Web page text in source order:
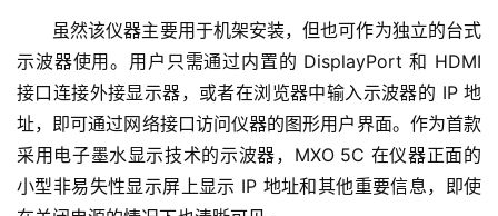
A
I
科
技
经
虽然该仪器主要用于机架安装，但也可作为独立的台式
示波器使用。用户只需通过内置的 DisplayPort 和 HDMI
接口连接外接显示器，或者在浏览器中输入示波器的 IP 地
址，即可通过网络接口访问仪器的图形用户界面。作为首款
采用电子墨水显示技术的示波器，MXO 5C 在仪器正面的
小型非易失性显示屏上显示 IP 地址和其他重要信息，即使